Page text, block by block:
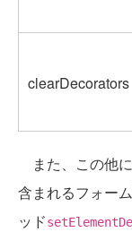
clearDecorators
また、この他
含まれるフォー
ッド